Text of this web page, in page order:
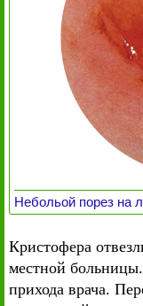
Небольой порез на
Кристофера
местной
прихода врача.